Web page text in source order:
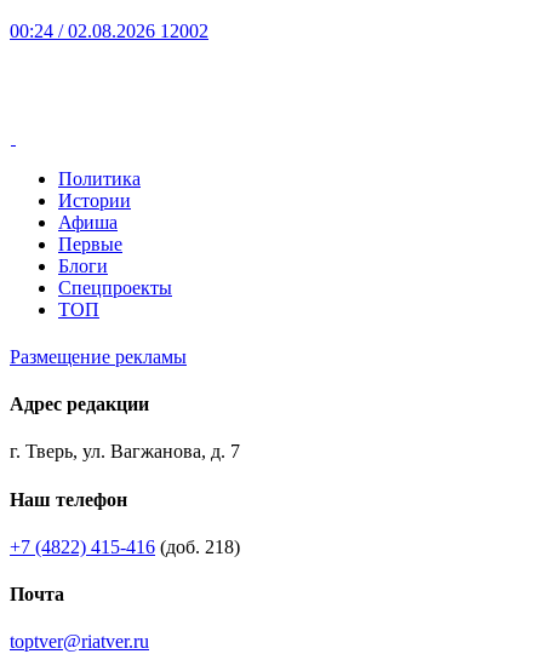
00:24 / 02.08.2026 12002
Политика
Истории
Афиша
Первые
Блоги
Спецпроекты
ТОП
Размещение рекламы
Адрес редакции
г. Тверь, ул. Вагжанова, д. 7
Наш телефон
+7 (4822) 415-416 (доб. 218)
Почта
toptver@riatver.ru